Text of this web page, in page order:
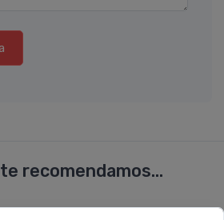
recomendamos...